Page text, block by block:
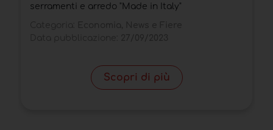
serramenti e arredo "Made in Italy"
Scopri di più